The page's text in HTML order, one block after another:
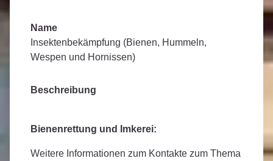
Name
Insektenbekämpfung (Bienen, Hummeln,
Wespen und Hornissen)
Beschreibung
Bienenrettung und Imkerei:
Weitere Informationen zum Kontakte zum Thema